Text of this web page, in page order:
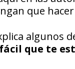
que
algunos
que te